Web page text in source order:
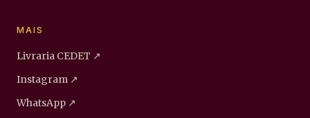
MAIS
Livraria CEDET ↗
Instagram ↗
WhatsApp ↗